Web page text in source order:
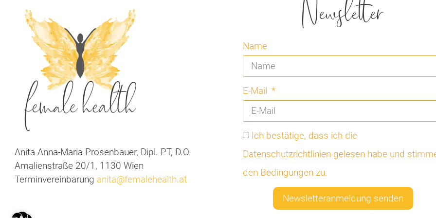
Anita Anna-Maria Prosenbauer, Dipl. PT, D.O.
Amalienstraße 20/1, 1130 Wien
Terminvereinbarung anita@femalehealth.at
Newsletter
Name
E-Mail
Ich bestätige, dass ich die
Datenschutzrichtlinien gelesen habe und
den Bedingungen zu.
Newsletteranmeldung senden